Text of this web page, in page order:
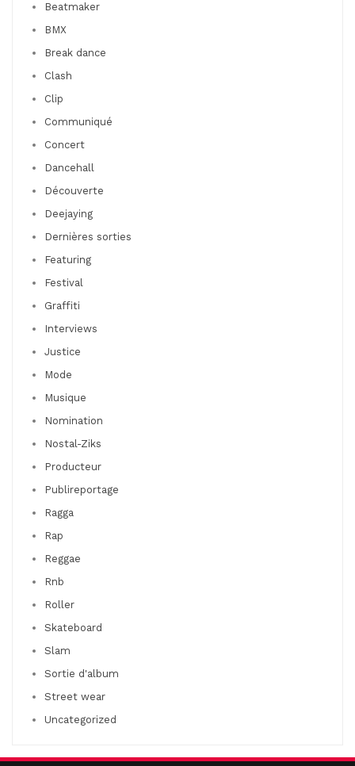
Beatmaker
BMX
Break dance
Clash
Clip
Communiqué
Concert
Dancehall
Découverte
Deejaying
Dernières sorties
Featuring
Festival
Graffiti
Interviews
Justice
Mode
Musique
Nomination
Nostal-Ziks
Producteur
Publireportage
Ragga
Rap
Reggae
Rnb
Roller
Skateboard
Slam
Sortie d'album
Street wear
Uncategorized